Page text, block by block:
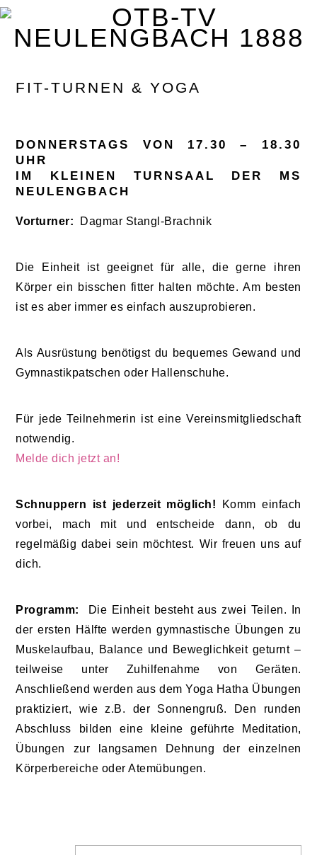
Zur
Hauptnavigation
springen
Zum
Inhalt
springen
Zur
Seitenspalte
springen
Zur
Fußzeile
springen
FIT-TURNEN & YOGA
DONNERSTAGS VON 17.30 – 18.30
UHR
IM KLEINEN TURNSAAL DER MS
NEULENGBACH
Vorturner: Dagmar Stangl-Brachnik
Die Einheit ist geeignet für alle, die gerne ihren
Körper ein bisschen fitter halten möchte. Am besten
ist es aber immer es einfach auszuprobieren.
Als Ausrüstung benötigst du bequemes Gewand und
Gymnastikpatschen oder Hallenschuhe.
Für jede Teilnehmerin ist eine Vereinsmitgliedschaft
notwendig.
Melde dich jetzt an!
Schnuppern ist jederzeit möglich! Komm einfach
vorbei, mach mit und entscheide dann, ob du
regelmäßig dabei sein möchtest. Wir freuen uns auf
dich.
Programm:
Die Einheit besteht aus zwei Teilen. In
der ersten Hälfte werden gymnastische Übungen zu
Muskelaufbau, Balance und Beweglichkeit geturnt –
teilweise unter Zuhilfenahme von Geräten.
Anschließend werden aus dem Yoga Hatha Übungen
praktiziert, wie z.B. der Sonnengruß. Den runden
Abschluss bilden eine kleine geführte Meditation,
Übungen zur langsamen Dehnung der einzelnen
Körperbereiche oder Atemübungen.
SEITENSPALTE